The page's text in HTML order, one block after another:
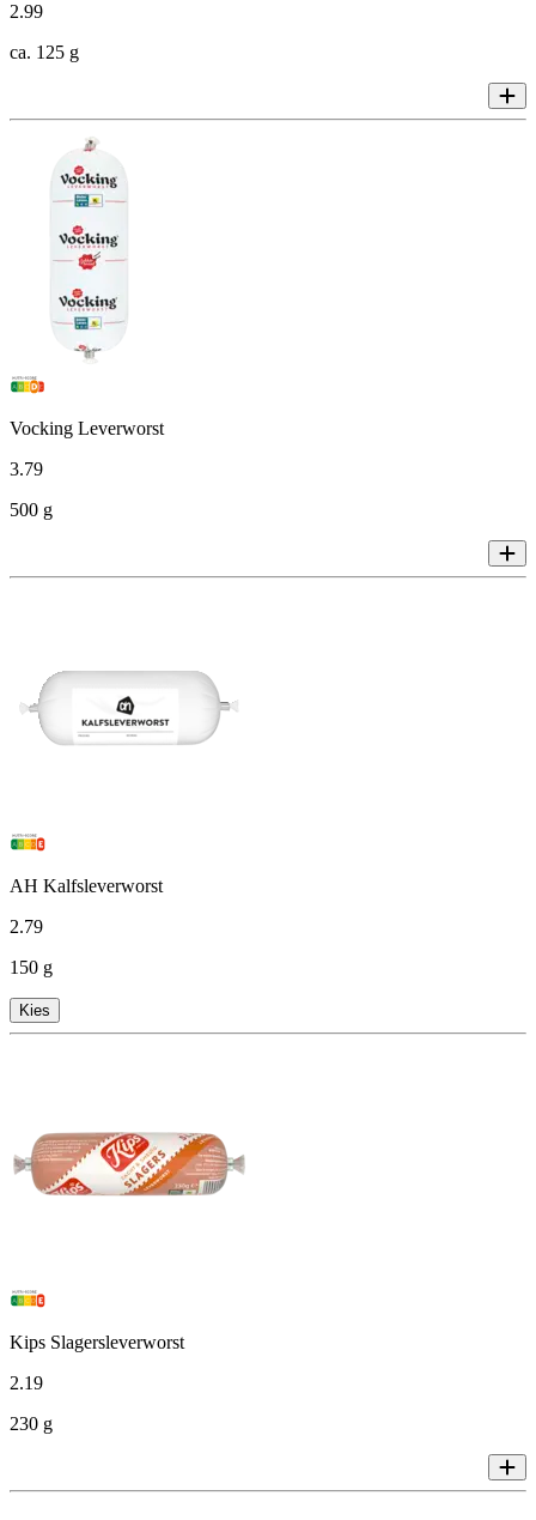
2.99
ca. 125 g
Vocking Leverworst
3.79
500 g
AH Kalfsleverworst
2.79
150 g
Kies
Kips Slagersleverworst
2.19
230 g